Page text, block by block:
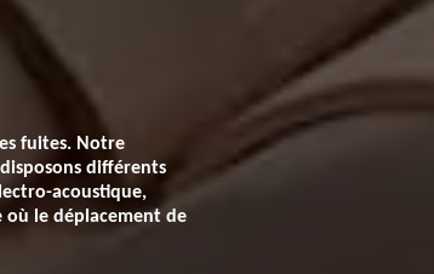
fuites. Notre
différents
acoustique,
où le déplacement de